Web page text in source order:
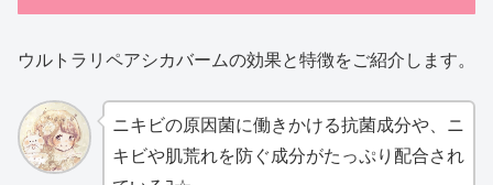
ウルトラリペアシカバームの効果と特徴をご紹介します。
ニキビの原因菌に働きかける抗菌成分や、ニ
キビや肌荒れを防ぐ成分がたっぷり配合され